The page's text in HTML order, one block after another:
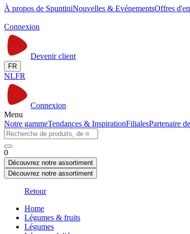
À propos de SpuntiniNouvelles & EvénementsOffres
Connexion
Devenir client
FR
NLFR
Connexion
Menu
Notre gammeTendances & InspirationFilialesPartenaire
0
Découvrez notre assortiment
Découvrez notre assortiment
Retour
Home
Légumes & fruits
Légumes